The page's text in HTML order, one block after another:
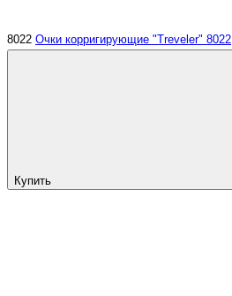
8022 Очки корригирующие "Treveler" 8022
Купить